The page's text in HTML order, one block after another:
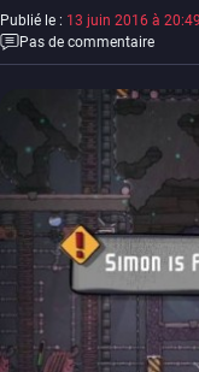
Publié le : 13 juin 2016 à 20:49
Pas de commentaire